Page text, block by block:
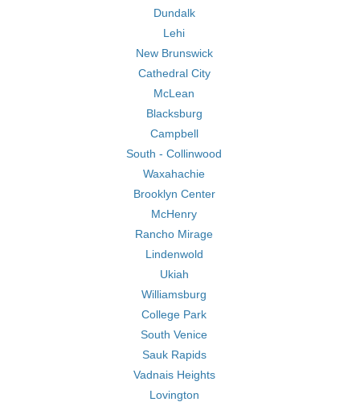
Dundalk
Lehi
New Brunswick
Cathedral City
McLean
Blacksburg
Campbell
South - Collinwood
Waxahachie
Brooklyn Center
McHenry
Rancho Mirage
Lindenwold
Ukiah
Williamsburg
College Park
South Venice
Sauk Rapids
Vadnais Heights
Lovington